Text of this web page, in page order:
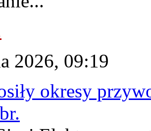
2026, 09:19
okresy